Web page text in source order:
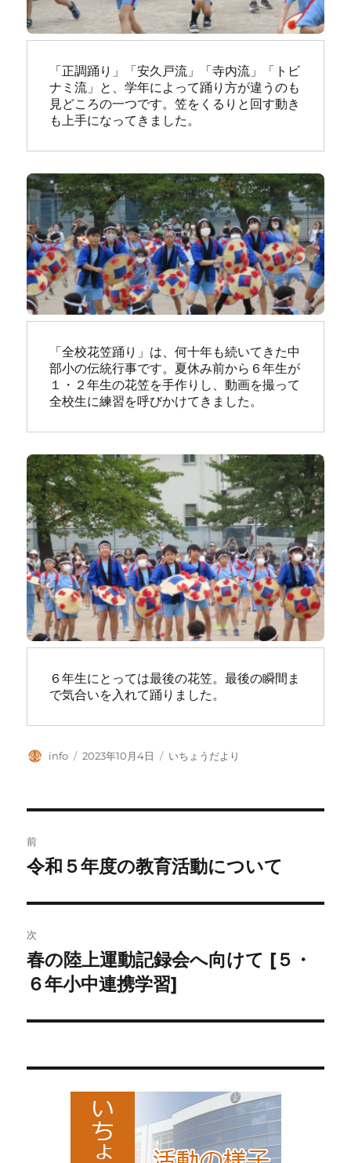
「正調踊り」「安久戸流」「寺内流」「トビ
ナミ流」と、学年によって踊り方が違うのも
見どころの一つです。笠をくるりと回す動き
も上手になってきました。
「全校花笠踊り」は、何十年も続いてきた中
部小の伝統行事です。夏休み前から６年生が
１・２年生の花笠を手作りし、動画を撮って
全校生に練習を呼びかけてきました。
６年生にとっては最後の花笠。最後の瞬間ま
で気合いを入れて踊りました。
投
info
投
2023年10月4日
カ
いちょうだより
稿
ビ
ゲ
ー
シ
前
前
投
稿:
令和５年度の教育活動について
次
次
の
稿:
春の陸上運動記録会へ向けて [５・
６年小中連携学習]